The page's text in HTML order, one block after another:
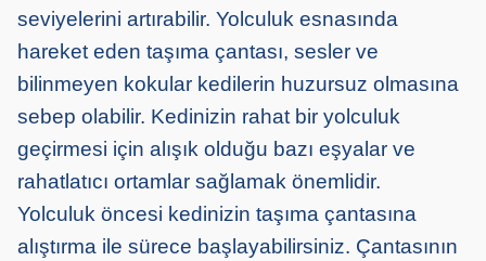
seviyelerini artırabilir. Yolculuk esnasında
hareket eden taşıma çantası, sesler ve
bilinmeyen kokular kedilerin huzursuz olmasına
sebep olabilir. Kedinizin rahat bir yolculuk
geçirmesi için alışık olduğu bazı eşyalar ve
rahatlatıcı ortamlar sağlamak önemlidir.
Yolculuk öncesi kedinizin taşıma çantasına
alıştırma ile sürece başlayabilirsiniz. Çantasının